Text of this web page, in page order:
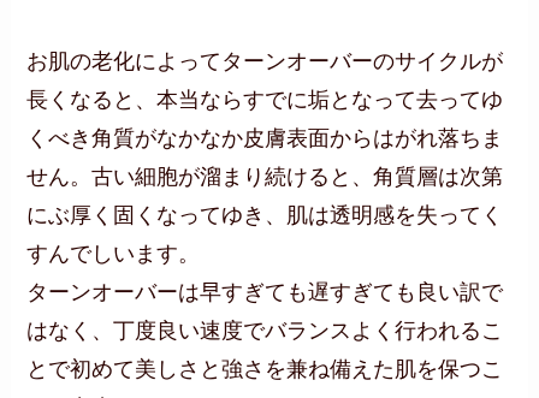
お肌の老化によってターンオーバーのサイクルが
長くなると、本当ならすでに垢となって去ってゆ
くべき角質がなかなか皮膚表面からはがれ落ちま
せん。古い細胞が溜まり続けると、角質層は次第
にぶ厚く固くなってゆき、肌は透明感を失ってく
すんでしいます。
ターンオーバーは早すぎても遅すぎても良い訳で
はなく、丁度良い速度でバランスよく行われるこ
とで初めて美しさと強さを兼ね備えた肌を保つこ